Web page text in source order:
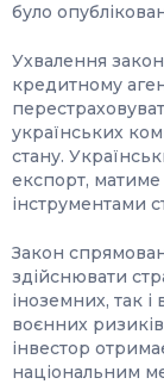
було
Ухвалення
кредитному
українських
стану.
експорт, матиме
інструментами
Закон
здійснювати
іноземних, так і
воєнних
інвестор
національним